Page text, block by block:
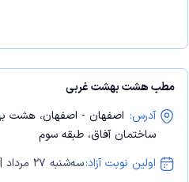
مطب هشت بهشت غربی
آدرس: اصفهان - اصفهان، هشت
ساختمان آفاق، طبقه سوم
اولین نوبت آزاد:سه‌شنبه 27 مرداد | 18:45